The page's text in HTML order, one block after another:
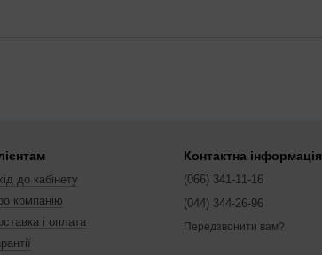
до кабінету
компанію
і оплата
Контактна інформація
(066) 341-11-16
(044) 344-26-96
Передзвонити вам?